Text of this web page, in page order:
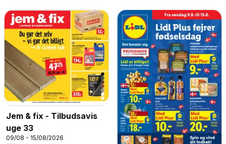
Jem & fix - Tilbudsavis
uge 33
09/08 - 15/08/2026